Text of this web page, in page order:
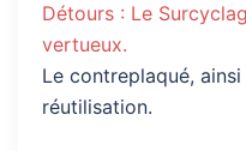
Détours : Le
vertueux.
Le contreplaqué,
réutilisation.